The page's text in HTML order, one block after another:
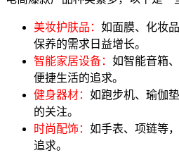
美妆护肤品： 如面膜、化妆
保养的需求日益增长。
智能家居设备： 如智能音箱
便捷生活的追求。
健身器材： 如跑步机、瑜伽
的关注。
时尚配饰： 如手表、项链等
追求。